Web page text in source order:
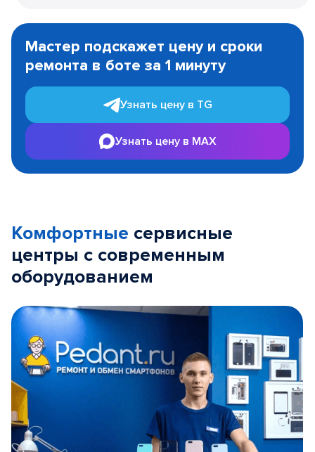
1
Мастер подскажет цену и сроки
ремонта в боте за 1 минуту
Узнать цену в TG
Узнать цену в MAX
Комфортные сервисные
центры с современным
оборудованием